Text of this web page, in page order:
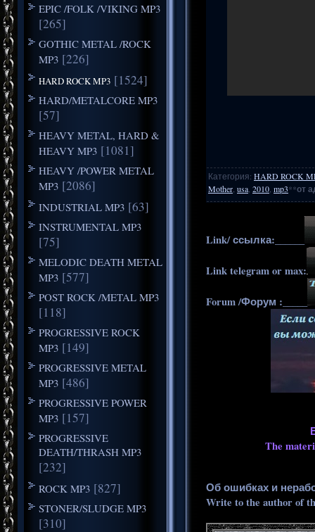
EPIC /FOLK /VIKING MP3
[265]
GOTHIC METAL /ROCK
MP3 [226]
HARD ROCK MP3 [1524]
HARD/METALCORE MP3
[57]
HEAVY METAL, HARD &
HEAVY MP3 [1081]
HEAVY /POWER METAL
MP3 [2086]
INDUSTRIAL MP3 [63]
INSTRUMENTAL MP3
[75]
MELODIC DEATH METAL
MP3 [577]
POST ROCK /METAL MP3
[118]
PROGRESSIVE ROCK
MP3 [149]
PROGRESSIVE METAL
MP3 [486]
PROGRESSIVE POWER
MP3 [157]
PROGRESSIVE
DEATH/THRASH MP3
[232]
ROCK MP3 [827]
STONER/SLUDGE MP3
[310]
Категория: HARD ROCK
Mother usa 2010 mp3**от
Link/ ссылка:______
Link telegram or max:
Forum /Форум :_____
The
Об ошибках и
Write to the author of